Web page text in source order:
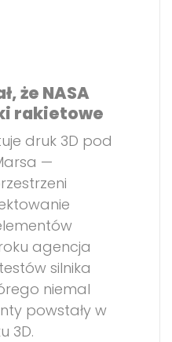
że NASA
rakietowe
druk 3D pod
—
agencja
silnika
niemal
powstały w
3D.